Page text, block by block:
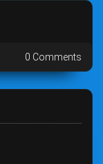
0 Comments